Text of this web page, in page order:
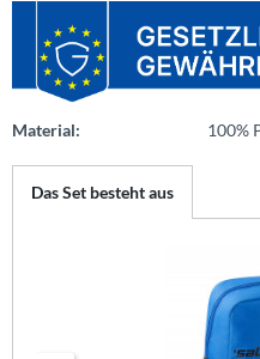
Material: 100%
Das Set besteht aus